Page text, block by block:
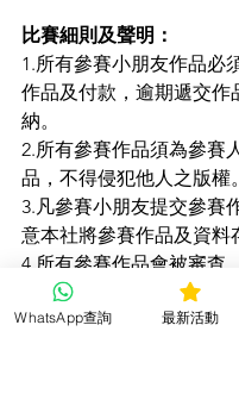
比賽細則及聲明：
1.所有參賽小朋友作品必
作品及付款，逾期遞交作
納。
2.所有參賽作品須為參賽
品，不得侵犯他人之版權。
3.凡參賽小朋友提交參賽
意本社將參賽作品及資料
4.所有參賽作品會被審查
色情、暴力、政治、不良
傳等成份，否則會取消其
WhatsApp查詢 最新活動